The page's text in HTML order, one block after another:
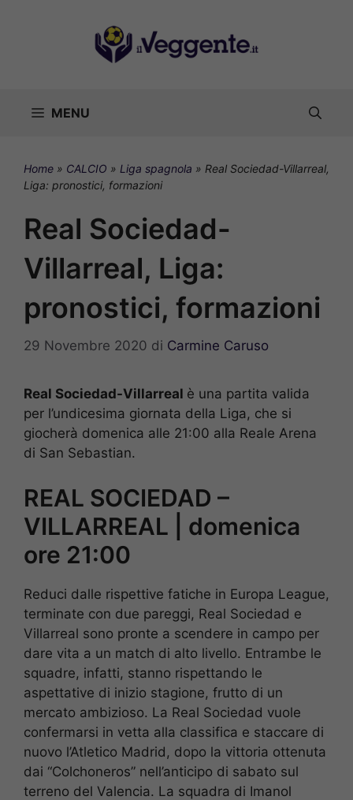
MENU
Home » CALCIO » Liga spagnola » Real Sociedad-Villarreal,
Liga: pronostici, formazioni
Real Sociedad-
Villarreal, Liga:
pronostici, formazioni
29 Novembre 2020 di Carmine Caruso
Real Sociedad-Villarreal è una partita valida
per l’undicesima giornata della Liga, che si
giocherà domenica alle 21:00 alla Reale Arena
di San Sebastian.
REAL SOCIEDAD –
VILLARREAL | domenica
ore 21:00
Reduci dalle rispettive fatiche in Europa League,
terminate con due pareggi, Real Sociedad e
Villarreal sono pronte a scendere in campo per
dare vita a un match di alto livello. Entrambe le
squadre, infatti, stanno rispettando le
aspettative di inizio stagione, frutto di un
mercato ambizioso. La Real Sociedad vuole
confermarsi in vetta alla classifica e staccare di
nuovo l’Atletico Madrid, dopo la vittoria ottenuta
dai “Colchoneros” nell’anticipo di sabato sul
terreno del Valencia. La squadra di Imanol